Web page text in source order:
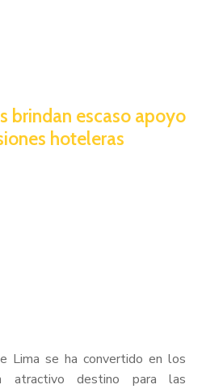
brindan escaso apoyo
hoteleras
Lima se ha convertido en los
atractivo destino para las